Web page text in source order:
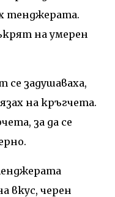
тенджерата.
на умерен
задушаваха,
на кръгчета.
за да се
вкус, черен